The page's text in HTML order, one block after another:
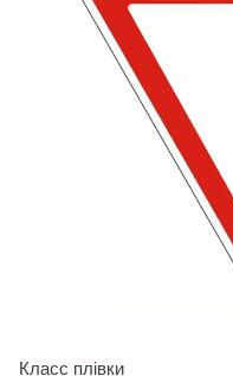
Класс плівки